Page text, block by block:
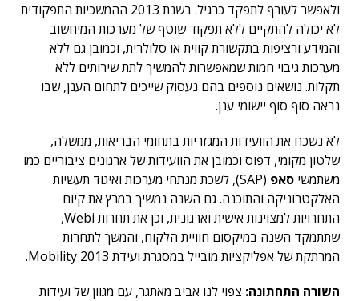
ולאפשר לעורף לתפקד כרגיל. בשנת 2013 ההמשכיות התפקודית
לא יכולה להתקיים ללא תפקוד שוטף של מערכות המיחשוב
והמידע ורציפות בתקשורת קווית או סלולרית, וכמובן גם ללא
מערכות גיבוי חמות שמאפשרות להמשיך לתת שירותים ללא
תקלות. נושאים נוספים בהם נעסוק שייכים לתחום הענן, שבו
נראה סוף סוף יישומי ענן.
לא נשכח את הוועידות המגזריות בתחומי הבריאות, ממשלה,
שלטון מקומי, דפוס וכמובן את הוועידות של ארגונים ציבוריים כמו
משתמשי סאפ
(SAP), לשכת מנתחי מערכות ואיגוד תעשיות
האלקטרוניקה והתוכנה. גם השנה נמשיך במרץ את קיום
התחרויות למצוינות אישית וארגונית, וכן את תחרות Webi,
שתתמקד השנה במיקסום חוויית הלקוח, והמשך לתחרות
המרתקת של אפליקציות מובייל במסגרת ועידת 2013 Mobility.
השורה התחתונה: צפוי לנו אביב מאתגר, עם מגוון של ועידות